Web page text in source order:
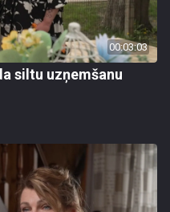
00:03:03
siltu uzņemšanu